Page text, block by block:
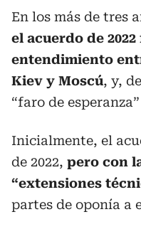
En los más de tres
el acuerdo de
entendimiento
Kiev y Moscú, y,
“faro de
Inicialmente, el
de 2022, pero con
“extensiones
partes de oponía a